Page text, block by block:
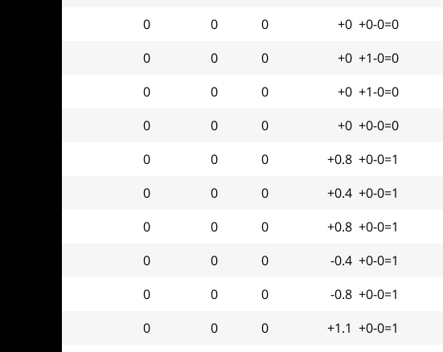
+0-0=0
+0
0
0
0
+1-0=0
+0
0
0
0
+1-0=0
+0
0
0
0
+0-0=0
+0
0
0
0
+0-0=1
+0.8
0
0
0
+0-0=1
+0.4
0
0
0
+0-0=1
+0.8
0
0
0
+0-0=1
-0.4
0
0
0
+0-0=1
-0.8
0
0
0
+0-0=1
+1.1
0
0
0